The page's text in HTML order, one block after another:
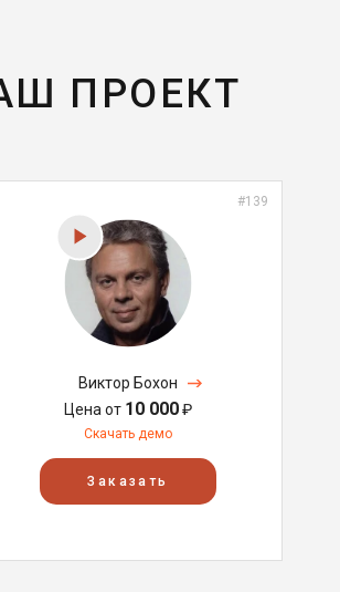
ПРОЕКТ
#139
Виктор Бохон
Цена от 10 000₽
Скачать демо
Заказать